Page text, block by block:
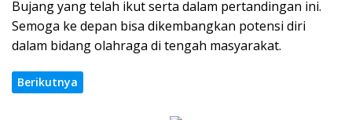
Bujang yang telah ikut serta dalam pertandingan ini.
Semoga ke depan bisa dikembangkan potensi diri
dalam bidang olahraga di tengah masyarakat.
Berikutnya